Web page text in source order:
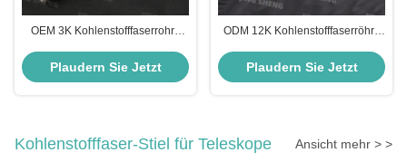
OEM 3K Kohlenstofffaserrohre
Teleskopstangen für
Plaudern Sie Jetzt
ODM 12K Kohlenstofffaserröhre
Pole Für Solarpaneel Reinigung
Plaudern Sie Jetzt
Kohlenstofffaser-Stiel für Teleskope Ansicht mehr > >